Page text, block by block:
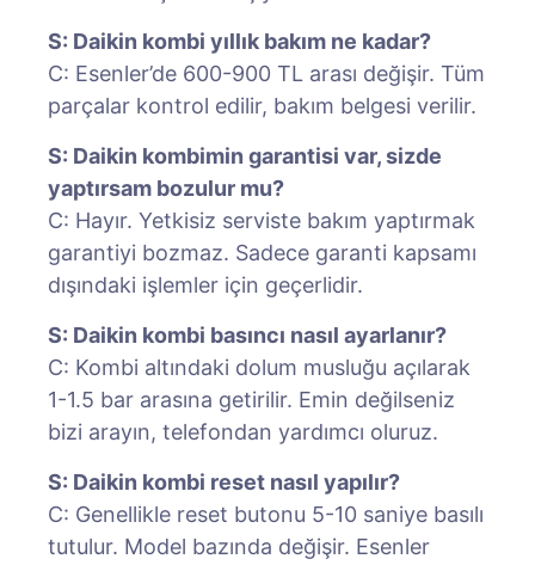
S: Daikin kombi yıllık bakım ne kadar?
C: Esenler’de 600-900 TL arası değişir. Tüm
parçalar kontrol edilir, bakım belgesi verilir.
S: Daikin kombimin garantisi var, sizde
yaptırsam bozulur mu?
C: Hayır. Yetkisiz serviste bakım yaptırmak
garantiyi bozmaz. Sadece garanti kapsamı
dışındaki işlemler için geçerlidir.
S: Daikin kombi basıncı nasıl ayarlanır?
C: Kombi altındaki dolum musluğu açılarak
1-1.5 bar arasına getirilir. Emin değilseniz
bizi arayın, telefondan yardımcı oluruz.
S: Daikin kombi reset nasıl yapılır?
C: Genellikle reset butonu 5-10 saniye basılı
tutulur. Model bazında değişir. Esenler